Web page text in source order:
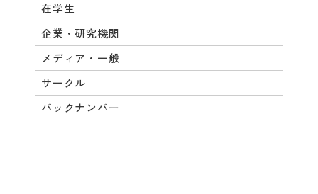
在学生
企業・研究機関
メディア・一般
サークル
バックナンバー